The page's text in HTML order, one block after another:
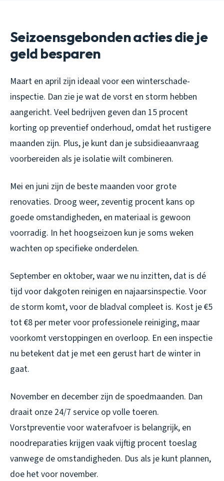
Seizoensgebonden acties die je
geld besparen
Maart en april zijn ideaal voor een winterschade-
inspectie. Dan zie je wat de vorst en storm hebben
aangericht. Veel bedrijven geven dan 15 procent
korting op preventief onderhoud, omdat het rustigere
maanden zijn. Plus, je kunt dan je subsidieaanvraag
voorbereiden als je isolatie wilt combineren.
Mei en juni zijn de beste maanden voor grote
renovaties. Droog weer, zeventig procent kans op
goede omstandigheden, en materiaal is gewoon
voorradig. In het hoogseizoen kun je soms weken
wachten op specifieke onderdelen.
September en oktober, waar we nu inzitten, dat is dé
tijd voor dakgoten reinigen en najaarsinspectie. Voor
de storm komt, voor de bladval compleet is. Kost je €5
tot €8 per meter voor professionele reiniging, maar
voorkomt verstoppingen en overloop. En een inspectie
nu betekent dat je met een gerust hart de winter in
gaat.
November en december zijn de spoedmaanden. Dan
draait onze 24/7 service op volle toeren.
Vorstpreventie voor waterafvoer is belangrijk, en
noodreparaties krijgen vaak vijftig procent toeslag
vanwege de omstandigheden. Dus als je kunt plannen,
doe het voor november.